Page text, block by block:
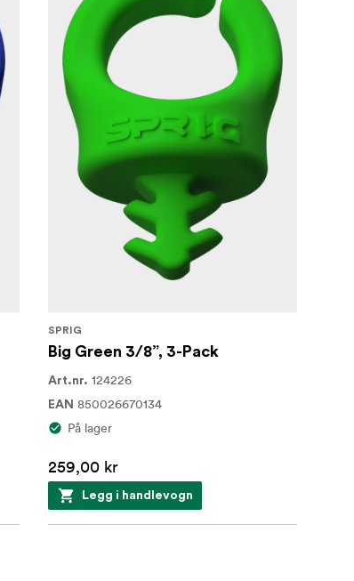
SPRIG
Big Green 3/8”, 3-Pack
Art.nr. 124226
EAN 850026670134
På lager
259,00 kr
Legg i handlevogn